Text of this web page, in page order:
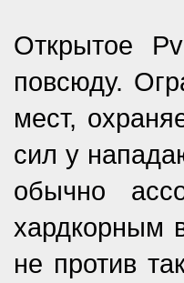
Открытое
повсюду.
мест,
сил у
обычно
хардкорным
не против